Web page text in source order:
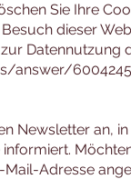
Sie Ihre
dieser
Datennutzung
answer/
Newsletter an,
Adresse